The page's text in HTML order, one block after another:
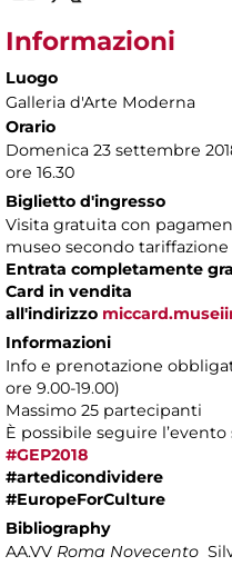
Informazioni
Luogo
Galleria d'Arte Moderna
Orario
Domenica 23 settembre
ore 16.30
Biglietto d'ingresso
Visita gratuita con
museo secondo
Entrata completamente
Card in vendita
all'indirizzo
Informazioni
Info e prenotazione
ore 9.00-19.00)
Massimo 25 partecipanti
È possibile seguire l’evento
#GEP2018
#artedicondividere
#EuropeForCulture
Bibliography
AA.VV Roma Novecento